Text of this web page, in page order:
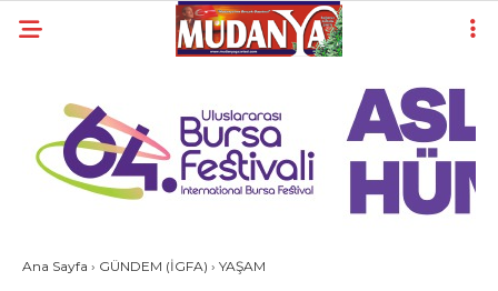
23.3
YAZARLAR
YEREL
SİYASET
Ana Sayfa › GÜNDEM (İGFA) › YAŞAM